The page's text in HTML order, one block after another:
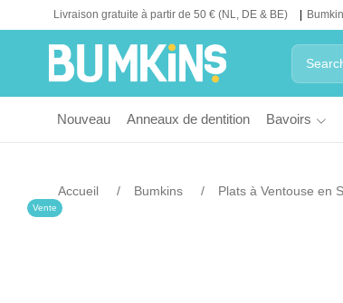
Livraison gratuite à partir de 50 € (NL, DE & BE)
Nouveau Anneaux de dentition Bavoirs
Accueil Bumkins Plats à Ventouse en
Vente